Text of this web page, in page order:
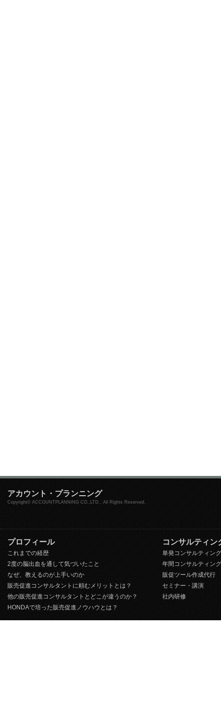
アカウント・プランニング
Copyright© ACCOUNTPLANNING CO.,LTD.. All Rights Reserved.
プロフィール
これまでの経歴
2度の脳出血を通して気づいたこと
なぜ、教えるのが上手いのか
販売促進コンサルタントに頼むメリットとは？
他の販売促進コンサルタントとどこが違うのか？
HONDAで培った販売促進ノウハウとは？
コンサルティン
単発コンサルティング
年間コンサルティング
販促ツール作成代行
セミナー・講演
社内研修